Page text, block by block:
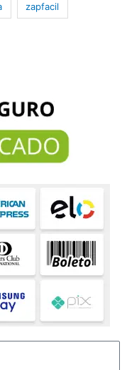
zapfacil